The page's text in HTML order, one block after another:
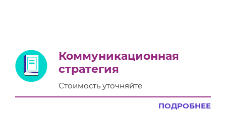
Коммуникационная
стратегия
Стоимость уточняйте
ПОДРОБНЕЕ